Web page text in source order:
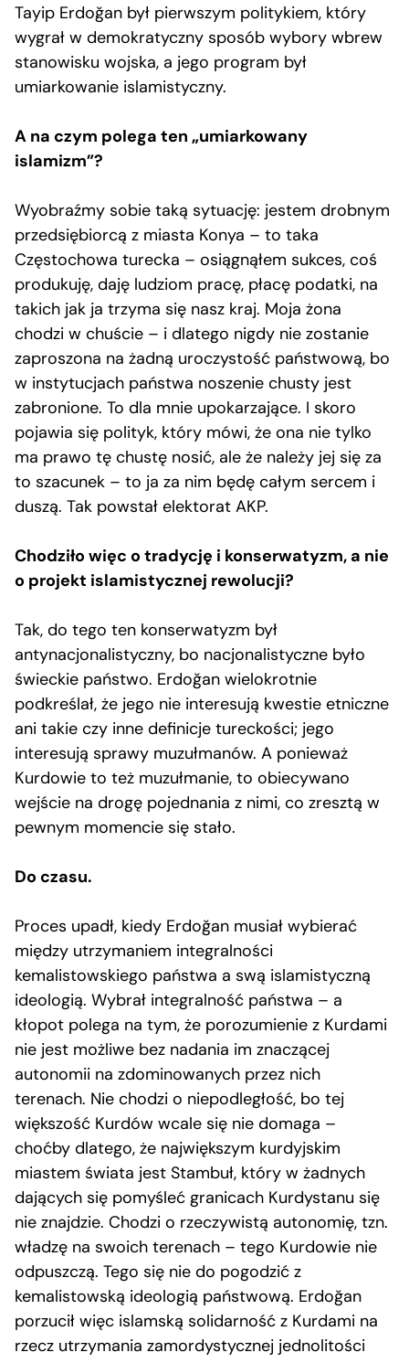
Tayip Erdoğan był pierwszym politykiem, który
wygrał w demokratyczny sposób wybory wbrew
stanowisku wojska, a jego program był
umiarkowanie islamistyczny.
A na czym polega ten „umiarkowany
islamizm”?
Wyobraźmy sobie taką sytuację: jestem drobnym
przedsiębiorcą z miasta Konya – to taka
Częstochowa turecka – osiągnąłem sukces, coś
produkuję, daję ludziom pracę, płacę podatki, na
takich jak ja trzyma się nasz kraj. Moja żona
chodzi w chuście – i dlatego nigdy nie zostanie
zaproszona na żadną uroczystość państwową, bo
w instytucjach państwa noszenie chusty jest
zabronione. To dla mnie upokarzające. I skoro
pojawia się polityk, który mówi, że ona nie tylko
ma prawo tę chustę nosić, ale że należy jej się za
to szacunek – to ja za nim będę całym sercem i
duszą. Tak powstał elektorat AKP.
Chodziło więc o tradycję i konserwatyzm, a nie
o projekt islamistycznej rewolucji?
Tak, do tego ten konserwatyzm był
antynacjonalistyczny, bo nacjonalistyczne było
świeckie państwo. Erdoğan wielokrotnie
podkreślał, że jego nie interesują kwestie etniczne
ani takie czy inne definicje tureckości; jego
interesują sprawy muzułmanów. A ponieważ
Kurdowie to też muzułmanie, to obiecywano
wejście na drogę pojednania z nimi, co zresztą w
pewnym momencie się stało.
Do czasu.
Proces upadł, kiedy Erdoğan musiał wybierać
między utrzymaniem integralności
kemalistowskiego państwa a swą islamistyczną
ideologią. Wybrał integralność państwa – a
kłopot polega na tym, że porozumienie z Kurdami
nie jest możliwe bez nadania im znaczącej
autonomii na zdominowanych przez nich
terenach. Nie chodzi o niepodległość, bo tej
większość Kurdów wcale się nie domaga –
choćby dlatego, że największym kurdyjskim
miastem świata jest Stambuł, który w żadnych
dających się pomyśleć granicach Kurdystanu się
nie znajdzie. Chodzi o rzeczywistą autonomię, tzn.
władzę na swoich terenach – tego Kurdowie nie
odpuszczą. Tego się nie do pogodzić z
kemalistowską ideologią państwową. Erdoğan
porzucił więc islamską solidarność z Kurdami na
rzecz utrzymania zamordystycznej jednolitości